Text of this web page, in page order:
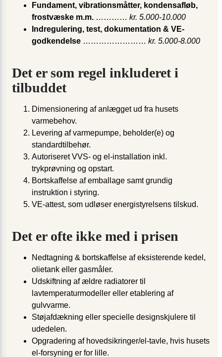
Fundament, vibrationsmåtter, kondensafløb,
frostvæske m.m. ………… kr. 5.000-10.000
Indregulering, test, dokumentation & VE-
godkendelse …………………… kr. 5.000-8.000
Det er som regel inkluderet i
tilbuddet
Dimensionering af anlægget ud fra husets
varmebehov.
Levering af varmepumpe, beholder(e) og
standardtilbehør.
Autoriseret VVS- og el-installation inkl.
trykprøvning og opstart.
Bortskaffelse af emballage samt grundig
instruktion i styring.
VE-attest, som udløser energistyrelsens tilskud.
Det er ofte ikke med i prisen
Nedtagning & bortskaffelse af eksisterende kedel,
olietank eller gasmåler.
Udskiftning af ældre radiatorer til
lavtemperaturmodeller eller etablering af
gulvvarme.
Støjafdækning eller specielle designskjulere til
udedelen.
Opgradering af hovedsikringer/el-tavle, hvis husets
el-forsyning er for lille.